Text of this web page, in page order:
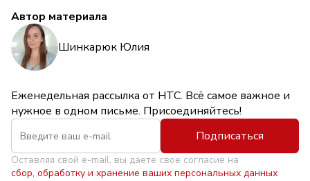
Автор материала
Шинкарюк Юлия
Еженедельная рассылка от НТС. Всё самое важное и
нужное в одном письме. Присоединяйтесь!
Подписаться
Оставляя свой e-mail, вы даете свое согласие на
сбор, обработку и хранение ваших персональных данных